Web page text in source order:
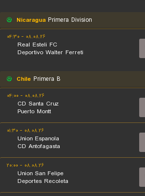
Nicaragua Primera Division
۰۸.۰۸.۲۶ - ۰۴:۳۰
Real Esteli FC
Deportivo Walter Ferreti
Chile Primera B
۰۸.۰۸.۲۶ - ۰۴:۰۰
CD Santa Cruz
Puerto Montt
۰۸.۰۸.۲۶ - ۰۱:۳۰
Union Espanola
CD Antofagasta
۰۸.۰۸.۲۶ - ۲۰:۰۰
Union San Felipe
Deportes Recoleta